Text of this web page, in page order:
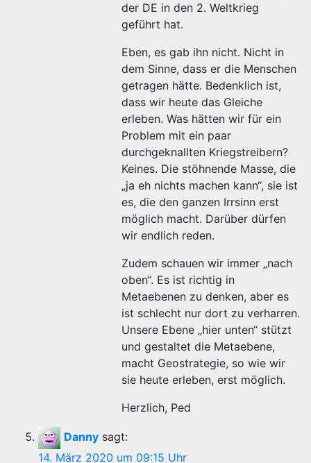
der DE in den 2. Weltkrieg
geführt hat.
Eben, es gab ihn nicht. Nicht in
dem Sinne, dass er die Menschen
getragen hätte. Bedenklich ist,
dass wir heute das Gleiche
erleben. Was hätten wir für ein
Problem mit ein paar
durchgeknallten Kriegstreibern?
Keines. Die stöhnende Masse, die
„ja eh nichts machen kann“, sie ist
es, die den ganzen Irrsinn erst
möglich macht. Darüber dürfen
wir endlich reden.
Zudem schauen wir immer „nach
oben“. Es ist richtig in
Metaebenen zu denken, aber es
ist schlecht nur dort zu verharren.
Unsere Ebene „hier unten“ stützt
und gestaltet die Metaebene,
macht Geostrategie, so wie wir
sie heute erleben, erst möglich.
Herzlich, Ped
Danny sagt:
14. März 2020 um 09:15 Uhr